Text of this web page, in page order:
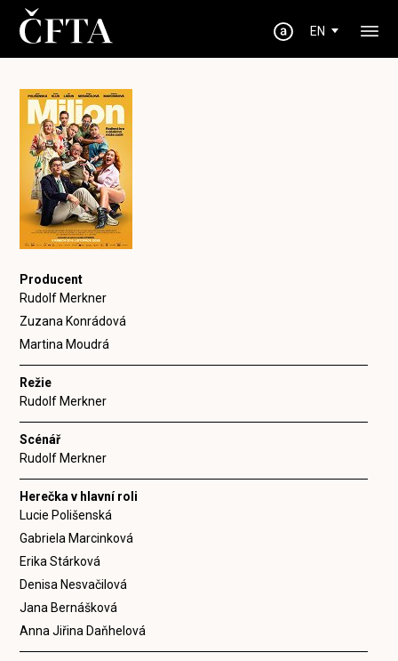
EN
Producent
Rudolf Merkner
Zuzana Konrádová
Martina Moudrá
Režie
Rudolf Merkner
Scénář
Rudolf Merkner
Herečka v hlavní roli
Lucie Polišenská
Gabriela Marcinková
Erika Stárková
Denisa Nesvačilová
Jana Bernášková
Anna Jiřina Daňhelová